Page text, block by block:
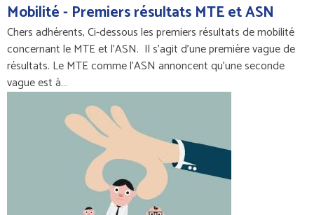
Mobilité - Premiers résultats MTE et ASN
Chers adhérents, Ci-dessous les premiers résultats de mobilité
concernant le MTE et l’ASN. Il s’agit d’une première vague de
résultats. Le MTE comme l’ASN annoncent qu’une seconde
vague est à…